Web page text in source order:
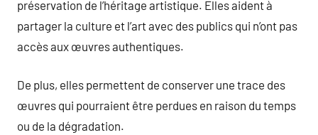
préservation de l’héritage artistique. Elles aident à
partager la culture et l’art avec des publics qui n’ont pas
accès aux œuvres authentiques.
De plus, elles permettent de conserver une trace des
œuvres qui pourraient être perdues en raison du temps
ou de la dégradation.